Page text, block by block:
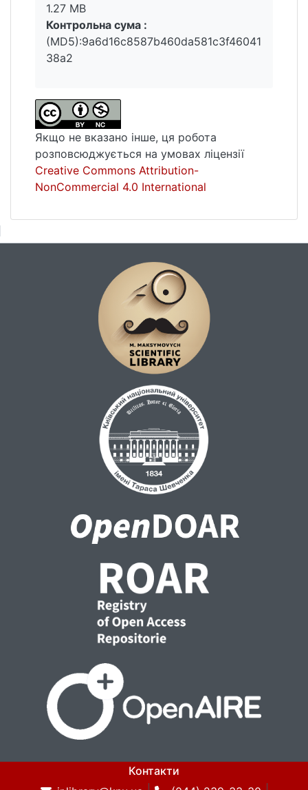
1.27 MB
Контрольна сума :
(MD5):9a6d16c8587b460da581c3f46041
38a2
Якщо не вказано інше, ця робота
розповсюджується на умовах ліцензії
Creative Commons Attribution-
NonCommercial 4.0 International
Контакти